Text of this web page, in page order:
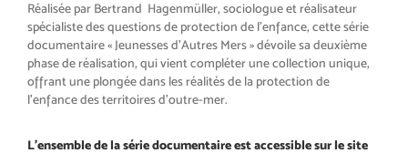
Réalisée par Bertrand Hagenmüller, sociologue et réalisateur
spécialiste des questions de protection de l’enfance, cette série
documentaire « Jeunesses d’Autres Mers » dévoile sa deuxième
phase de réalisation, qui vient compléter une collection unique,
offrant une plongée dans les réalités de la protection de
l’enfance des territoires d’outre-mer.
L’ensemble de la série documentaire estaccessible sur le site